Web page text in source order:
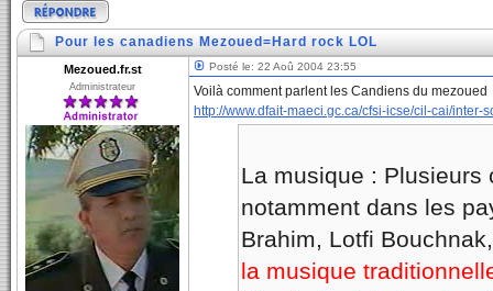
Pour les canadiens Mezoued=Hard rock LOL
Mezoued.fr.st
Administrateur
Posté le: 22 Aoû 2004 23:55
Voilà comment parlent les Candiens du mezoued
http://www.dfait-maeci.gc.ca/cfsi-icse/cil-cai/inter-
La musique : Plusieurs
notamment dans les
Brahim, Lotfi
la musique